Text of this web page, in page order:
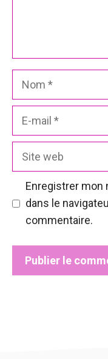
Nom
Site
Enregistrer mon
dans le
commentaire.